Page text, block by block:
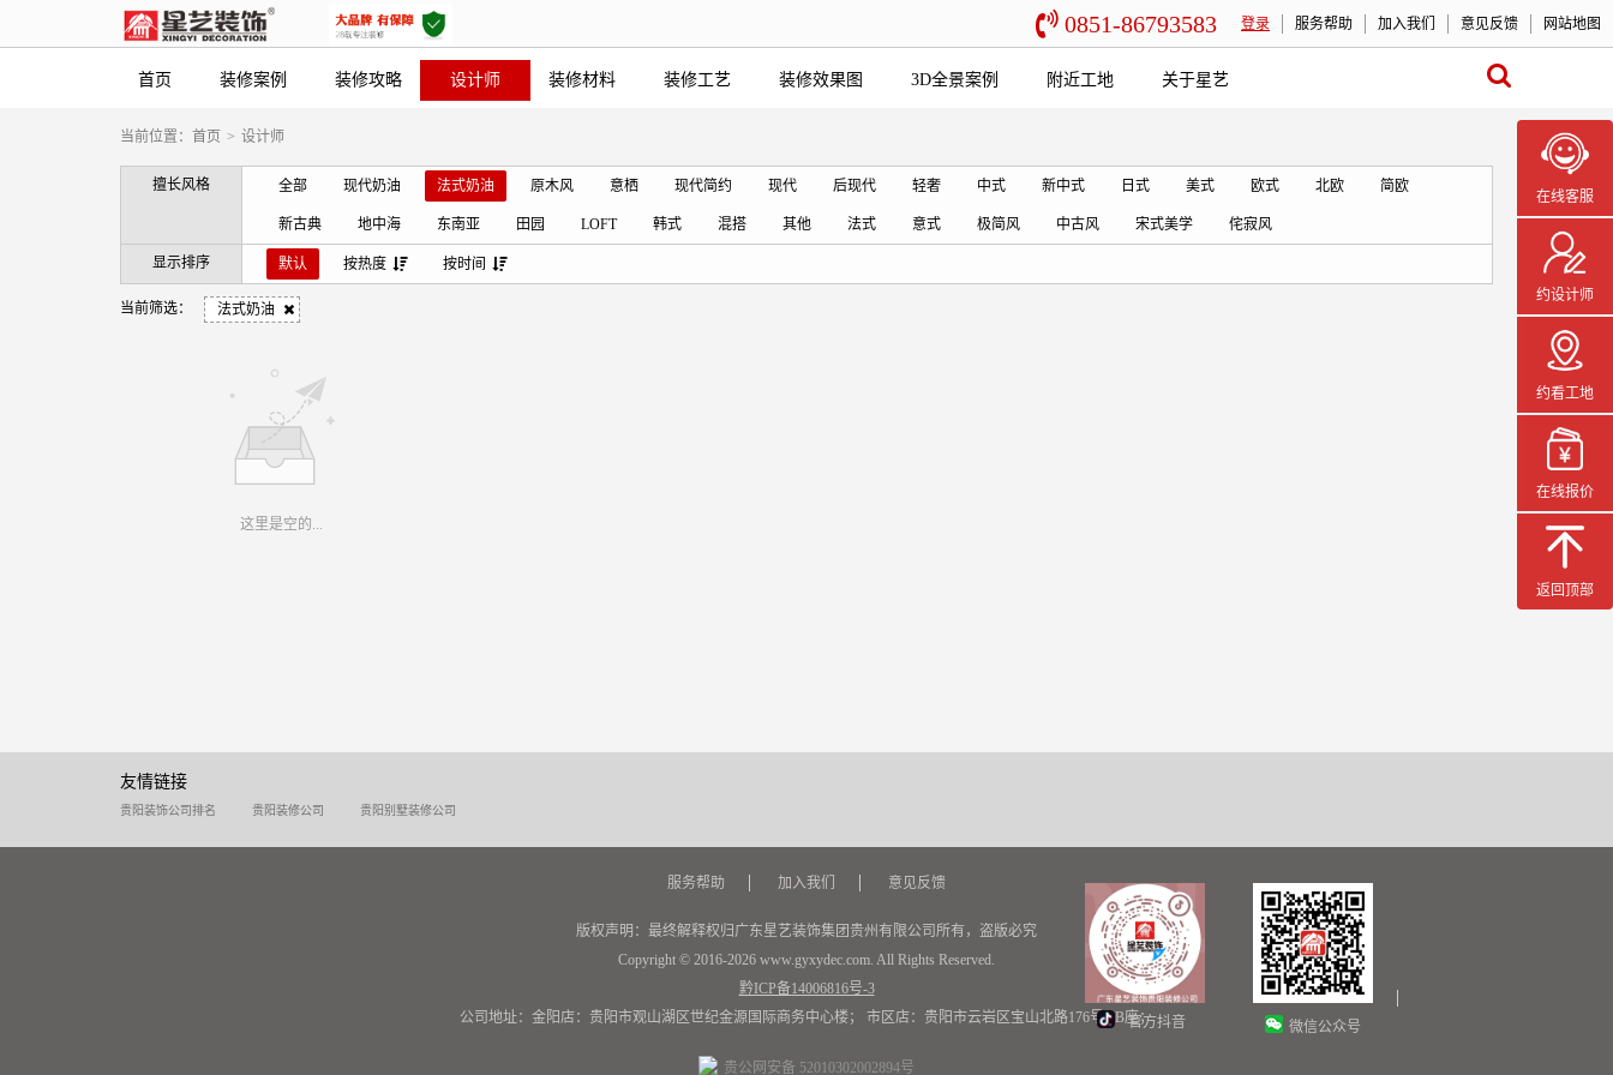
0851-86793583 登录 服务帮助 加入我们 意见反馈 网站地图
首页 装修案例 装修攻略 设计师 装修材料 装修工艺 装修效果图 3D全景案例 附近工地 关于星艺
在线客服
约设计师
约看工地
在线报价
返回顶部
当前位置： 首页 > 设计师
擅长风格 全部 现代奶油 法式奶油 原木风 意栖 现代简约 现代 后现代 轻奢 中式 新中式 日式 美式 欧式 北欧 简欧
新古典 地中海 东南亚 田园 LOFT 韩式 混搭 其他 法式 意式 极简风 中古风 宋式美学 侘寂风
显示排序 默认 按热度 按时间
当前筛选： 法式奶油
这里是空的...
友情链接
贵阳装饰公司排名 贵阳装修公司 贵阳别墅装修公司
服务帮助 加入我们 意见反馈
版权声明：最终解释权归广东星艺装饰集团贵州有限公司所有，盗版必究
Copyright © 2016-2026 www.gyxydec.com. All Rights Reserved.
黔ICP备14006816号-3
公司地址：金阳店：贵阳市观山湖区世纪金源国际商务中心楼； 市区店：贵阳市云岩区宝山北路176号AB座；
微信公众号
官方抖音
贵公网安备 52010302002894号